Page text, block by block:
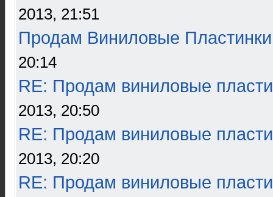
2013, 21:51
Продам Виниловые Пластинки
20:14
RE: Продам виниловые
2013, 20:50
RE: Продам виниловые
2013, 20:20
RE: Продам виниловые